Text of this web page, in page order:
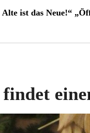
Alte ist das Neue!“
findet